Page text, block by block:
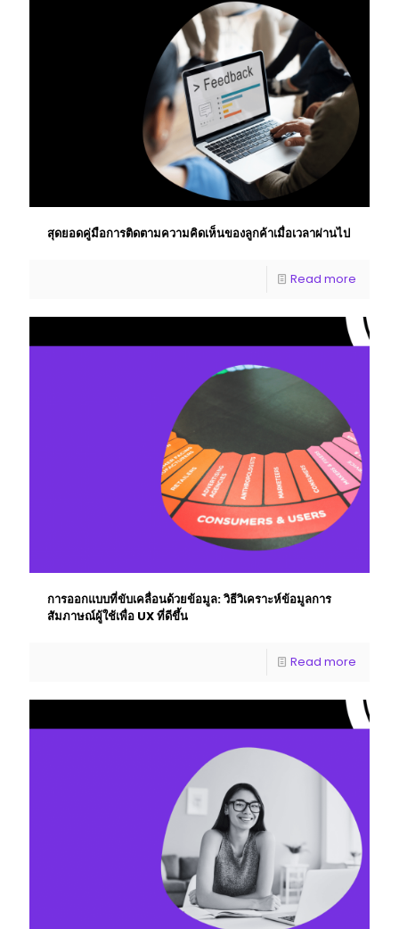
สุดยอดคู่มือการติดตามความคิดเห็นของลูกค้าเมื่อเวลาผ่านไป
Read more
การออกแบบที่ขับเคลื่อนด้วยข้อมูล: วิธีวิเคราะห์ข้อมูลการ
สัมภาษณ์ผู้ใช้เพื่อ UX ที่ดีขึ้น
Read more